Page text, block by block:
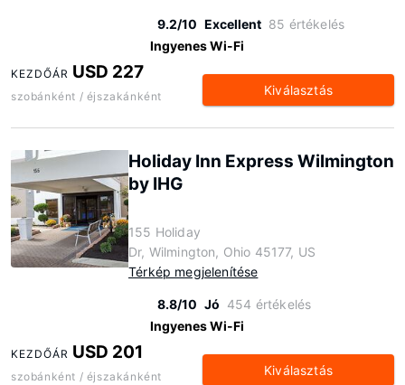
9.2/10 Excellent 85 értékelés
Ingyenes Wi-Fi
KEZDŐÁR USD 227
szobánként / éjszakánként Kiválasztás
Holiday Inn Express Wilmington
by IHG
155 Holiday
Dr, Wilmington, Ohio 45177, US
Térkép megjelenítése
8.8/10 Jó 454 értékelés
Ingyenes Wi-Fi
KEZDŐÁR USD 201
szobánként / éjszakánként Kiválasztás